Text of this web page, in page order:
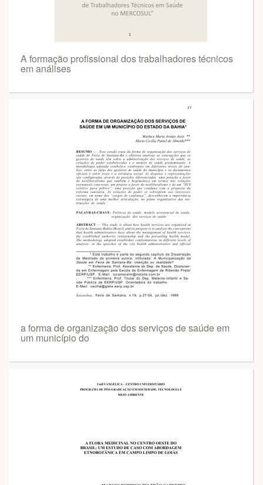
A formação profissional dos trabalhadores técnicos
em análises
a forma de organização dos serviços de saúde em
um município do